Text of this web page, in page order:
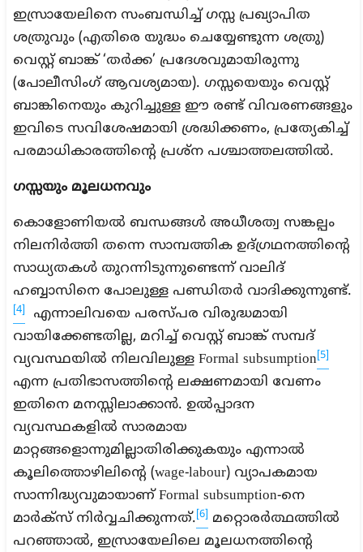
ഇസ്രായേലിനെ സംബന്ധിച്ച് ഗസ്സ പ്രഖ്യാപിത
ശത്രുവും (എതിരെ യുദ്ധം ചെയ്യേണ്ടുന്ന ശത്രു)
വെസ്റ്റ് ബാങ്ക് ‘തർക്ക’ പ്രദേശവുമായിരുന്നു
(പോലീസിംഗ് ആവശ്യമായ). ഗസ്സയെയും വെസ്റ്റ്
ബാങ്കിനെയും കുറിച്ചുള്ള ഈ രണ്ട് വിവരണങ്ങളും
ഇവിടെ സവിശേഷമായി ശ്രദ്ധിക്കണം, പ്രത്യേകിച്ച്
പരമാധികാരത്തിന്റെ പ്രശ്ന പശ്ചാത്തലത്തിൽ.
ഗസ്സയും മൂലധനവും
കൊളോണിയൽ ബന്ധങ്ങൾ അധീശത്വ സങ്കല്പം
നിലനിർത്തി തന്നെ സാമ്പത്തിക ഉദ്ഗ്രഥനത്തിന്റെ
സാധ്യതകൾ തുറന്നിടുന്നുണ്ടെന്ന് വാലിദ്
ഹബ്ബാസിനെ പോലുള്ള പണ്ഡിതർ വാദിക്കുന്നുണ്ട്.
[4]
എന്നാലിവയെ പരസ്പര വിരുദ്ധമായി
വായിക്കേണ്ടതില്ല, മറിച്ച് വെസ്റ്റ് ബാങ്ക് സമ്പദ്
വ്യവസ്ഥയിൽ നിലവിലുള്ള Formal subsumption [5]
എന്ന പ്രതിഭാസത്തിന്റെ ലക്ഷണമായി വേണം
ഇതിനെ മനസ്സിലാക്കാൻ. ഉൽപ്പാദന
വ്യവസ്ഥകളിൽ സാരമായ
മാറ്റങ്ങളൊന്നുമില്ലാതിരിക്കുകയും എന്നാൽ
കൂലിത്തൊഴിലിന്റെ (wage-labour) വ്യാപകമായ
സാന്നിദ്ധ്യവുമായാണ് Formal subsumption-നെ
മാർക്സ് നിർവ്വചിക്കുന്നത്. [6]
മറ്റൊരർത്ഥത്തിൽ
പറഞ്ഞാൽ, ഇസ്രായേലിലെ മൂലധനത്തിന്റെ